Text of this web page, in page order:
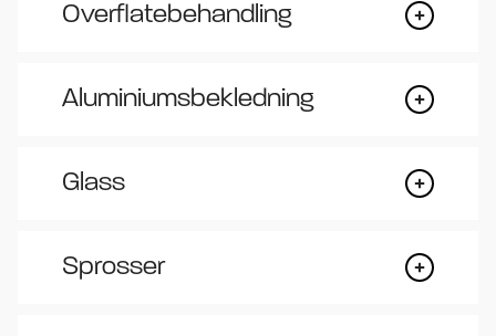
Overflatebehandling
Aluminiumsbekledning
Glass
Sprosser